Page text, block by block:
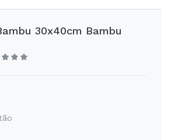
30x40cm Bambu